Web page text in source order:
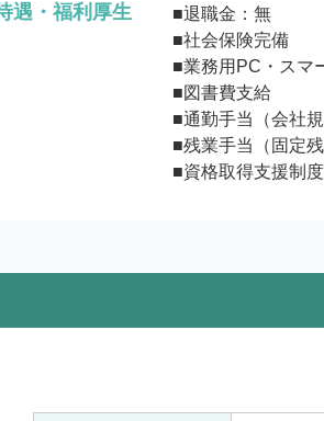
遇・福利厚生
■退職金：無
■社会保険完備
■業務用PC・スマ
■図書費支給
■通勤手当（会社
■残業手当（固定
■資格取得支援制